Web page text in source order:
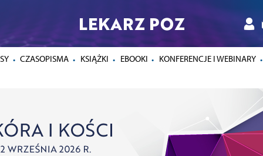
LEKARZ POZ
CZASOPISMA KSIĄŻKI EBOOKI KONFERENCJE I WEBINARY